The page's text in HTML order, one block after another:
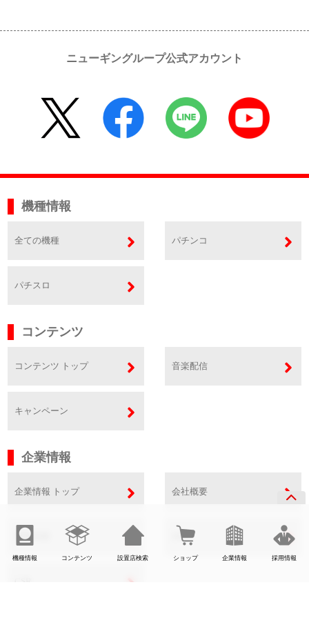
機種情報 コンテンツ 設置店検索 ショップ 企業情報 採用情報
ニューギングループ公式アカウント
機種情報
全ての機種 パチンコ
パチスロ
コンテンツ
コンテンツ トップ 音楽配信
キャンペーン
企業情報
企業情報 トップ 会社概要
事業内容 SDGs